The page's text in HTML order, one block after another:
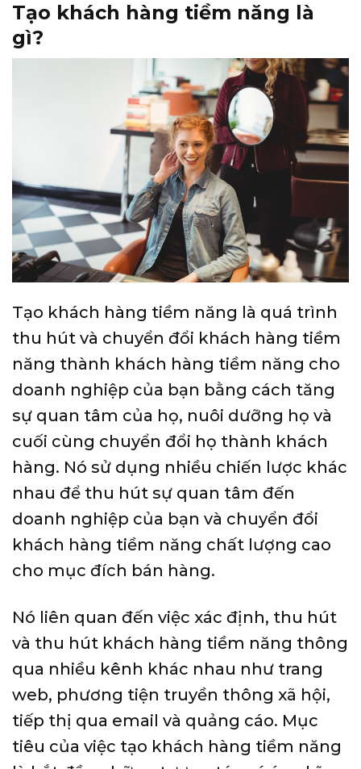
Tạo khách hàng tiềm năng là
gì?
Tạo khách hàng tiềm năng là quá trình
thu hút và chuyển đổi khách hàng tiềm
năng thành khách hàng tiềm năng cho
doanh nghiệp của bạn bằng cách tăng
sự quan tâm của họ, nuôi dưỡng họ và
cuối cùng chuyển đổi họ thành khách
hàng. Nó sử dụng nhiều chiến lược khác
nhau để thu hút sự quan tâm đến
doanh nghiệp của bạn và chuyển đổi
khách hàng tiềm năng chất lượng cao
cho mục đích bán hàng.
Nó liên quan đến việc xác định, thu hút
và thu hút khách hàng tiềm năng thông
qua nhiều kênh khác nhau như trang
web, phương tiện truyền thông xã hội,
tiếp thị qua email và quảng cáo. Mục
tiêu của việc tạo khách hàng tiềm năng